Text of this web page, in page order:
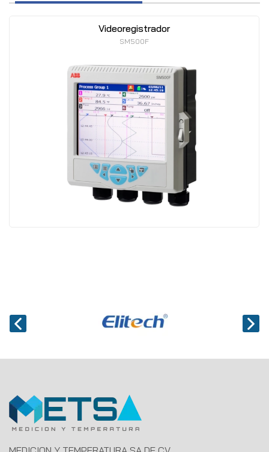
Videoregistrador
SM500F